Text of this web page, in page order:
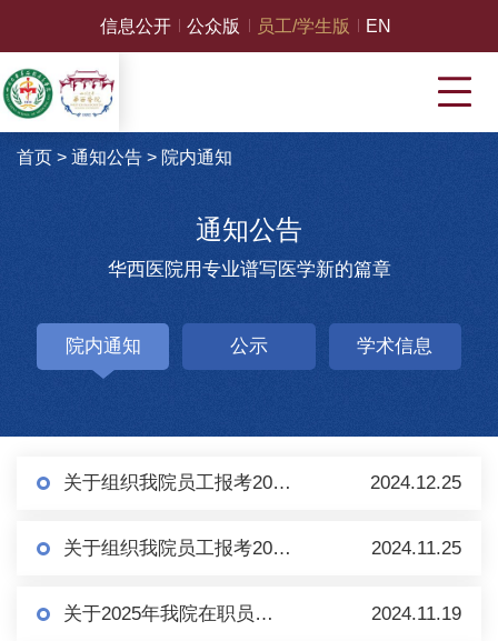
信息公开 公众版 员工/学生版 EN
首页 > 通知公告> 院内通知
通知公告
华西医院用专业谱写医学新的篇章
院内通知 公示 学术信息
关于组织我院员工报考2025年度全国卫生人才评价考试的通知 2024.12.25
关于组织我院员工报考2025年度全国卫生专业 技术资格考试的通知 2024.11.25
关于2025年我院在职员工报考四川大学委托培养博士研究生的通知 2024.11.19